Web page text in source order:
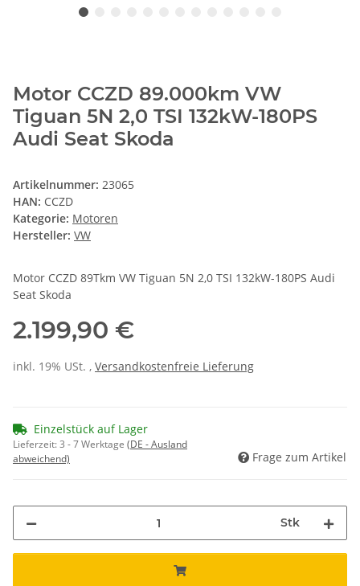
Motor CCZD 89.000km VW
Tiguan 5N 2,0 TSI 132kW-180PS
Audi Seat Skoda
Artikelnummer: 23065
HAN: CCZD
Kategorie: Motoren
Hersteller: VW
Motor CCZD 89Tkm VW Tiguan 5N 2,0 TSI 132kW-180PS Audi
Seat Skoda
2.199,90 €
inkl. 19% USt. , Versandkostenfreie Lieferung
Einzelstück auf Lager
Lieferzeit:3 - 7 Werktage (DE - Ausland
abweichend)
Frage zum Artikel
Stk